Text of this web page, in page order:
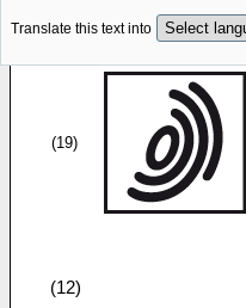
Translate this text into
(19)
(12)